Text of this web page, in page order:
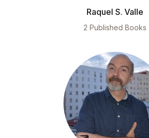
Raquel S. Valle
2 Published Books